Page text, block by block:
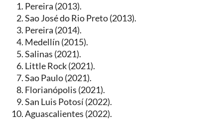
Pereira (2013).
Sao José do Rio Preto (2013).
Pereira (2014).
Medellín (2015).
Salinas (2021).
Little Rock (2021).
Sao Paulo (2021).
Florianópolis (2021).
San Luis Potosí (2022).
Aguascalientes (2022).